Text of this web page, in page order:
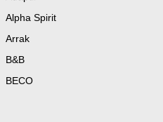
Alpha Spirit
Arrak
B&B
BECO